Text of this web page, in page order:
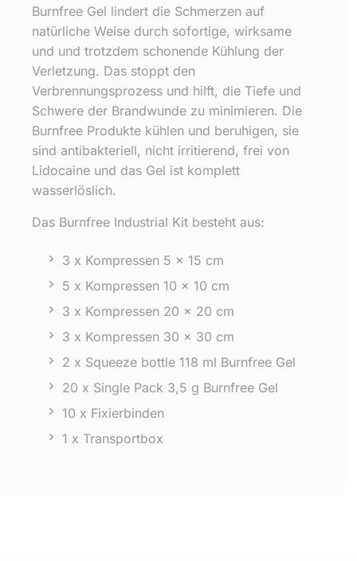
Burnfree Gel lindert die Schmerzen auf
natürliche Weise durch sofortige, wirksame
und und trotzdem schonende Kühlung der
Verletzung. Das stoppt den
Verbrennungsprozess und hilft, die Tiefe und
Schwere der Brandwunde zu minimieren. Die
Burnfree Produkte kühlen und beruhigen, sie
sind antibakteriell, nicht irritierend, frei von
Lidocaine und das Gel ist komplett
wasserlöslich.
Das Burnfree Industrial Kit besteht aus:
3 x Kompressen 5 x 15 cm
5 x Kompressen 10 x 10 cm
3 x Kompressen 20 x 20 cm
3 x Kompressen 30 x 30 cm
2 x Squeeze bottle 118 ml Burnfree Gel
20 x Single Pack 3,5 g Burnfree Gel
10 x Fixierbinden
1 x Transportbox